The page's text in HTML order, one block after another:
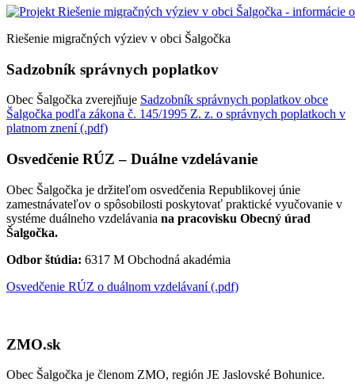
Riešenie migračných výziev v obci Šalgočka
Sadzobník správnych poplatkov
Obec Šalgočka zverejňuje Sadzobník správnych poplatkov obce
Šalgočka podľa zákona č. 145/1995 Z. z. o správnych poplatkoch v
platnom znení (.pdf)
Osvedčenie RÚZ – Duálne vzdelávanie
Obec Šalgočka je držiteľom osvedčenia Republikovej únie
zamestnávateľov o spôsobilosti poskytovať praktické vyučovanie v
systéme duálneho vzdelávania na pracovisku Obecný úrad
Šalgočka.
Odbor štúdia: 6317 M Obchodná akadémia
Osvedčenie RÚZ o duálnom vzdelávaní (.pdf)
ZMO.sk
Obec Šalgočka je členom ZMO, región JE Jaslovské Bohunice.